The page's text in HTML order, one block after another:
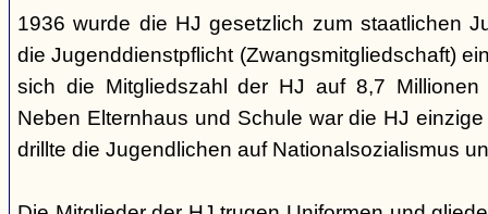
1936 wurde die HJ gesetzlich zum staatlichen
die Jugenddienstpflicht (Zwangsmitgliedschaft)
sich die Mitgliedszahl der HJ auf 8,7 Millionen
Neben Elternhaus und Schule war die HJ
drillte die Jugendlichen auf Nationalsozialismus